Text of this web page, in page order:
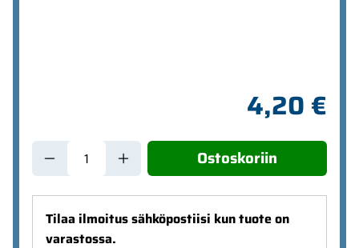
4,20 €
Ostoskoriin
Tilaa ilmoitus sähköpostiisi kun tuote on
varastossa.